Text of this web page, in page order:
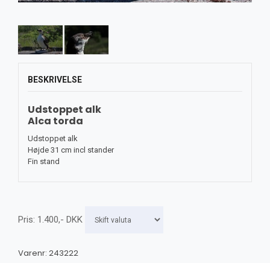
BESKRIVELSE
Udstoppet alk
Alca torda
Udstoppet alk
Højde 31 cm incl stander
Fin stand
Pris: 1.400,- DKK
Varenr: 243222